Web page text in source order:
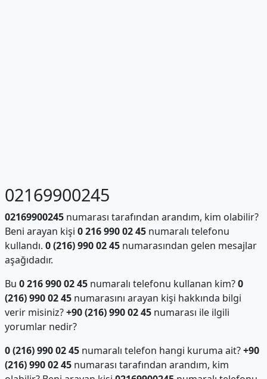
02169900245
02169900245numarası tarafından arandım, kim olabilir?
Beni arayan kişi 0 216 990 02 45numaralı telefonu
kullandı. 0 (216) 990 02 45numarasından gelen mesajlar
aşağıdadır.
Bu 0 216 990 02 45numaralı telefonu kullanan kim?0
(216) 990 02 45numarasını arayan kişi hakkında bilgi
verir misiniz?+90 (216) 990 02 45numarası ile ilgili
yorumlar nedir?
0 (216) 990 02 45numaralı telefon hangi kuruma ait?+90
(216) 990 02 45numarası tarafından arandım, kim